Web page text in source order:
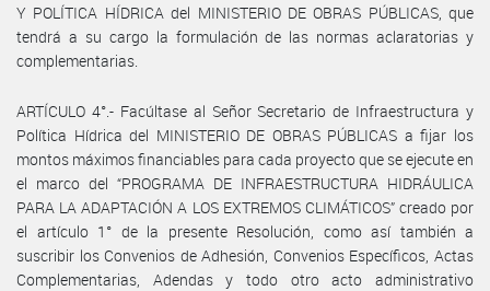
Y POLÍTICA HÍDRICA del MINISTERIO DE OBRAS PÚBLICAS, que
tendrá a su cargo la formulación de las normas aclaratorias y
complementarias.
ARTÍCULO 4°.- Facúltase al Señor Secretario de Infraestructura y
Política Hídrica del MINISTERIO DE OBRAS PÚBLICAS a fijar los
montos máximos financiables para cada proyecto que se ejecute en
el marco del “PROGRAMA DE INFRAESTRUCTURA HIDRÁULICA
PARA LA ADAPTACIÓN A LOS EXTREMOS CLIMÁTICOS” creado por
el artículo 1° de la presente Resolución, como así también a
suscribir los Convenios de Adhesión, Convenios Específicos, Actas
Complementarias, Adendas y todo otro acto administrativo